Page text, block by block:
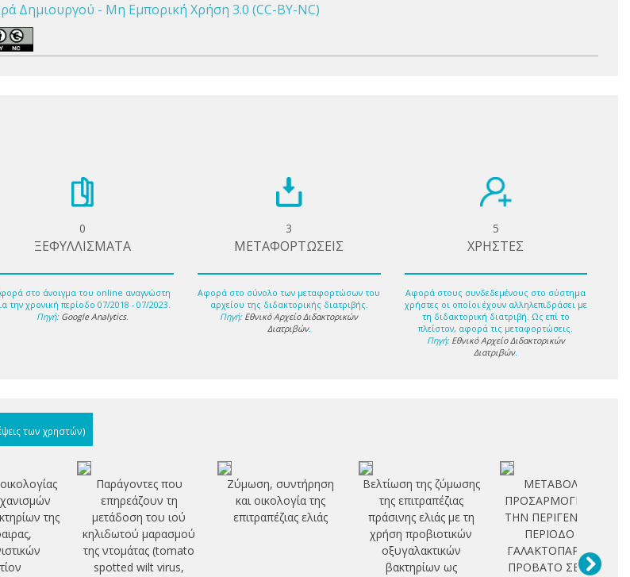
Δημιουργού - Μη Εμπορική Χρήση 3.0 (CC-BY-NC)
0
ΞΕΦΥΛΛΙΣΜΑΤΑ
στο άνοιγμα του online αναγνώστη
την χρονική περίοδο 07/2018 - 07/2023.
Πηγή: Google Analytics.
3
ΜΕΤΑΦΟΡΤΩΣΕΙΣ
Αφορά στο σύνολο των μεταφορτώσων του
αρχείου της διδακτορικής διατριβής.
Πηγή: Εθνικό Αρχείο Διδακτορικών
Διατριβών.
5
ΧΡΗΣΤΕΣ
Αφορά στους συνδεδεμένους στο σύστημα
χρήστες οι οποίοι έχουν αλληλεπιδράσει με
τη διδακτορική διατριβή. Ως επί το
πλείστον, αφορά τις μεταφορτώσεις.
Πηγή: Εθνικό Αρχείο Διδακτορικών
Διατριβών.
των χρηστών)
της
Παράγοντες που
επηρεάζουν τη
μετάδοση του ιού
κηλιδωτού μαρασμού
της ντομάτας (tomato
spotted wilt virus,
Ζύμωση, συντήρηση
και οικολογία της
επιτραπέζιας ελιάς
Βελτίωση της ζύμωσης
της επιτραπέζιας
πράσινης ελιάς με τη
χρήση προβιοτικών
οξυγαλακτικών
βακτηρίων ως
ΜΕΤΑΒΟΛΙΚΕΣ
ΠΡΟΣΑΡΜΟΓΕΣ ΚΑΤΑ
ΤΗΝ ΠΕΡΙΓΕΝΝΗΤΙΚΗ
ΠΕΡΙΟΔΟ ΣΤΟ
ΓΑΛΑΚΤΟΠΑΡΑΓΩΓΟ
ΠΡΟΒΑΤΟ ΣΕ ΣΧΕΣΗ